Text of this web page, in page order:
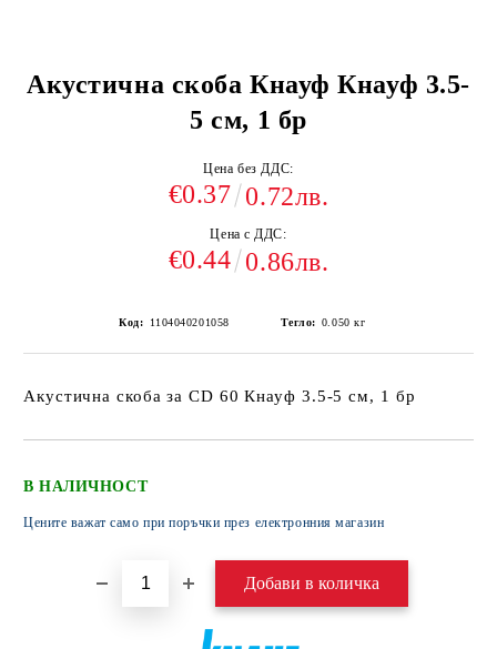
Акустична скоба Кнауф Кнауф 3.5-
5 см, 1 бр
Цена без ДДС:
€0.37 0.72лв.
Цена с ДДС:
€0.44 0.86лв.
Код: 1104040201058 Тегло: 0.050 кг
Акустична скоба за CD 60 Кнауф 3.5-5 см, 1 бр
В НАЛИЧНОСТ
Цените важат само при поръчки през електронния магазин